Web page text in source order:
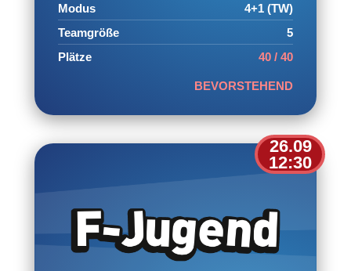
Modus
4+1 (TW)
Teamgröße
5
Plätze
40 / 40
BEVORSTEHEND
26.09
12:30